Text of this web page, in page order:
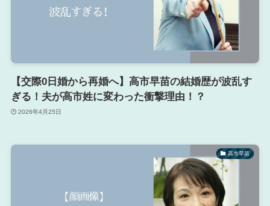
【交際0日婚から再婚へ】高市早苗の結婚歴が波乱す
ぎる！夫が高市姓に変わった衝撃理由！？
2026年4月25日
高市早苗